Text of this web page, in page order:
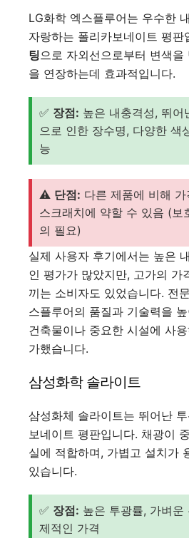
LG화학 엑스플루어는 우수한
자랑하는 폴리카보네이트 평판
팅으로 자외선으로부터 변색을
을 연장하는데 효과적입니다.
✅ 장점: 높은 내충격성, 뛰어
으로 인한 장수명, 다양한 색
능
⚠️ 단점: 다른 제품에 비해
스크래치에 약할 수 있음 (보
의 필요)
실제 사용자 후기에서는 높은
인 평가가 많았지만, 고가의 가
끼는 소비자도 있었습니다. 전
스플루어의 품질과 기술력을
건축물이나 중요한 시설에 사
가했습니다.
삼성화학 솔라이트
삼성화체 솔라이트는 뛰어난
보네이트 평판입니다. 채광이
실에 적합하며, 가볍고 설치가
있습니다.
✅ 장점: 높은 투광률, 가벼운
제적인 가격